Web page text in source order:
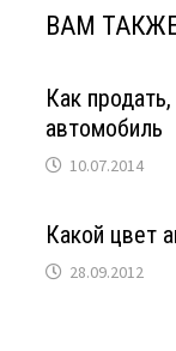
ВАМ
Как
автомобиль
10.07.2014
Какой цвет
28.09.2012